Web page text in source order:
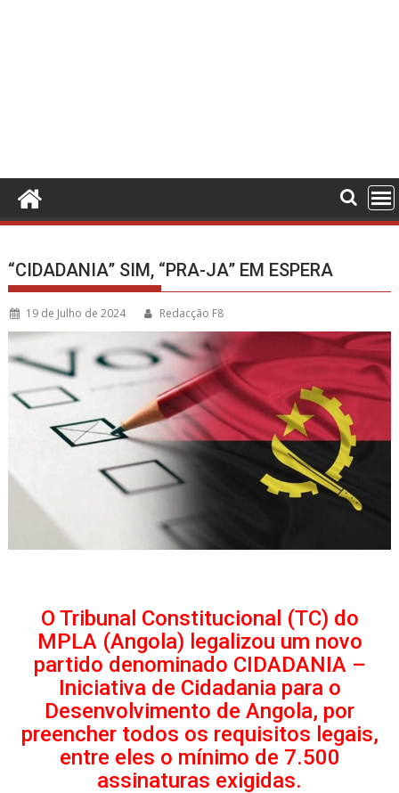
“CIDADANIA” SIM, “PRA-JA” EM ESPERA
19 de Julho de 2024 Redacção F8
O Tribunal Constitucional (TC) do
MPLA (Angola) legalizou um novo
partido denominado CIDADANIA –
Iniciativa de Cidadania para o
Desenvolvimento de Angola, por
preencher todos os requisitos legais,
entre eles o mínimo de 7.500
assinaturas exigidas.